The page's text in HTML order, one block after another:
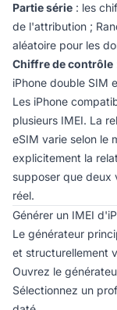
Partie série : les
de l'attribution ;
aléatoire pour les
Chiffre de contrôle
iPhone double SIM
Les iPhone
plusieurs IMEI. La
eSIM varie selon le
explicitement la
supposer que deux
réel.
Générer un IMEI
Le générateur
et structurellement
Ouvrez le
Sélectionnez un